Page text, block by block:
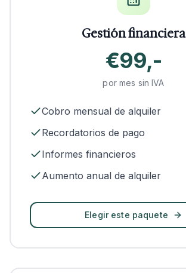
Gestión financiera
€99,-
por mes sin IVA
Cobro mensual de alquiler
Recordatorios de pago
Informes financieros
Aumento anual de alquiler
Elegir este paquete